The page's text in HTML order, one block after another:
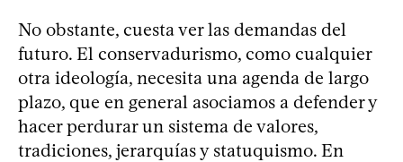
No obstante, cuesta ver las demandas del
futuro. El conservadurismo, como cualquier
otra ideología, necesita una agenda de largo
plazo, que en general asociamos a defender y
hacer perdurar un sistema de valores,
tradiciones, jerarquías y statuquismo. En